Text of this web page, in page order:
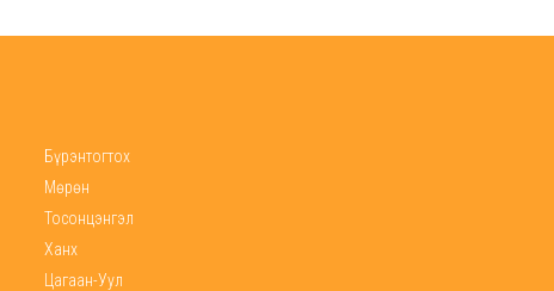
Бүрэнтогтох
Мөрөн
Тосонцэнгэл
Ханх
Цагаан-Уул